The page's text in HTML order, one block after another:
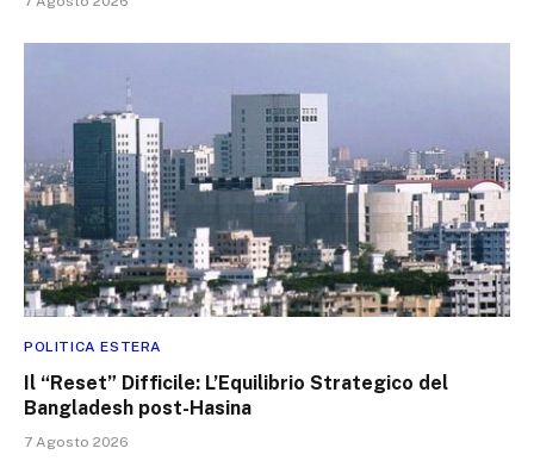
POLITICA ESTERA
Il “Reset” Difficile: L’Equilibrio Strategico del
Bangladesh post-Hasina
7 Agosto 2026